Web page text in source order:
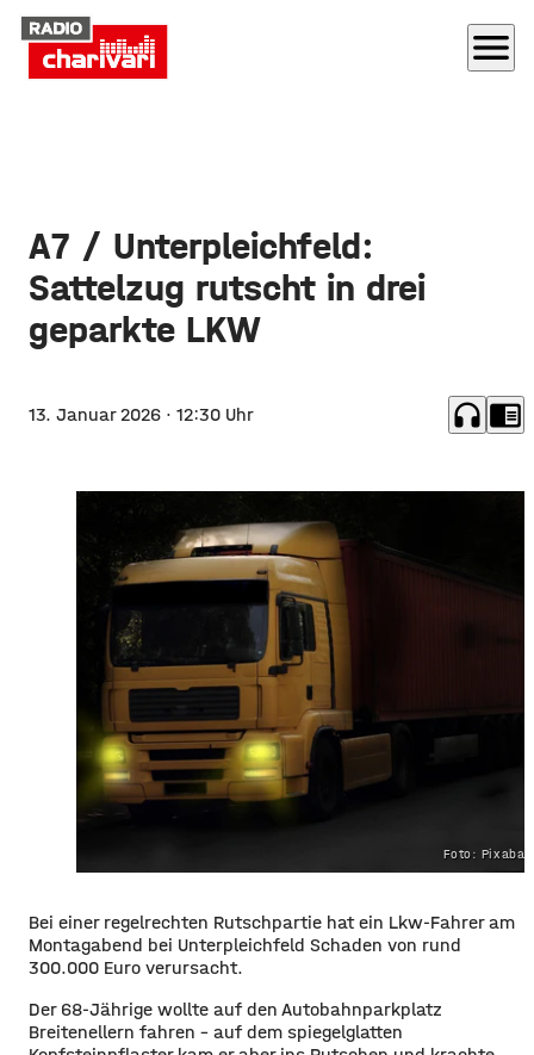
menu
A7 / Unterpleichfeld:
Sattelzug rutscht in drei
geparkte LKW
13. Januar 2026 · 12:30 Uhr headphones chrome_reader_mode
Foto:
Bei einer regelrechten Rutschpartie hat ein Lkw-Fahrer am
Montagabend bei Unterpleichfeld Schaden von rund
300.000 Euro verursacht.
Der 68-Jährige wollte auf den Autobahnparkplatz
Breitenellern fahren – auf dem spiegelglatten